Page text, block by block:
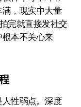
，现实中大量
完就直接发社交
本不关心来
性弱点。深度